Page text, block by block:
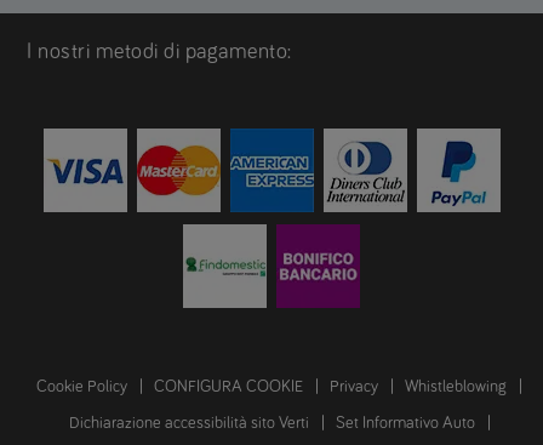
I nostri metodi di pagamento:
Cookie Policy CONFIGURA COOKIE Privacy Whistleblowing
Dichiarazione accessibilità sito Verti Set Informativo Auto